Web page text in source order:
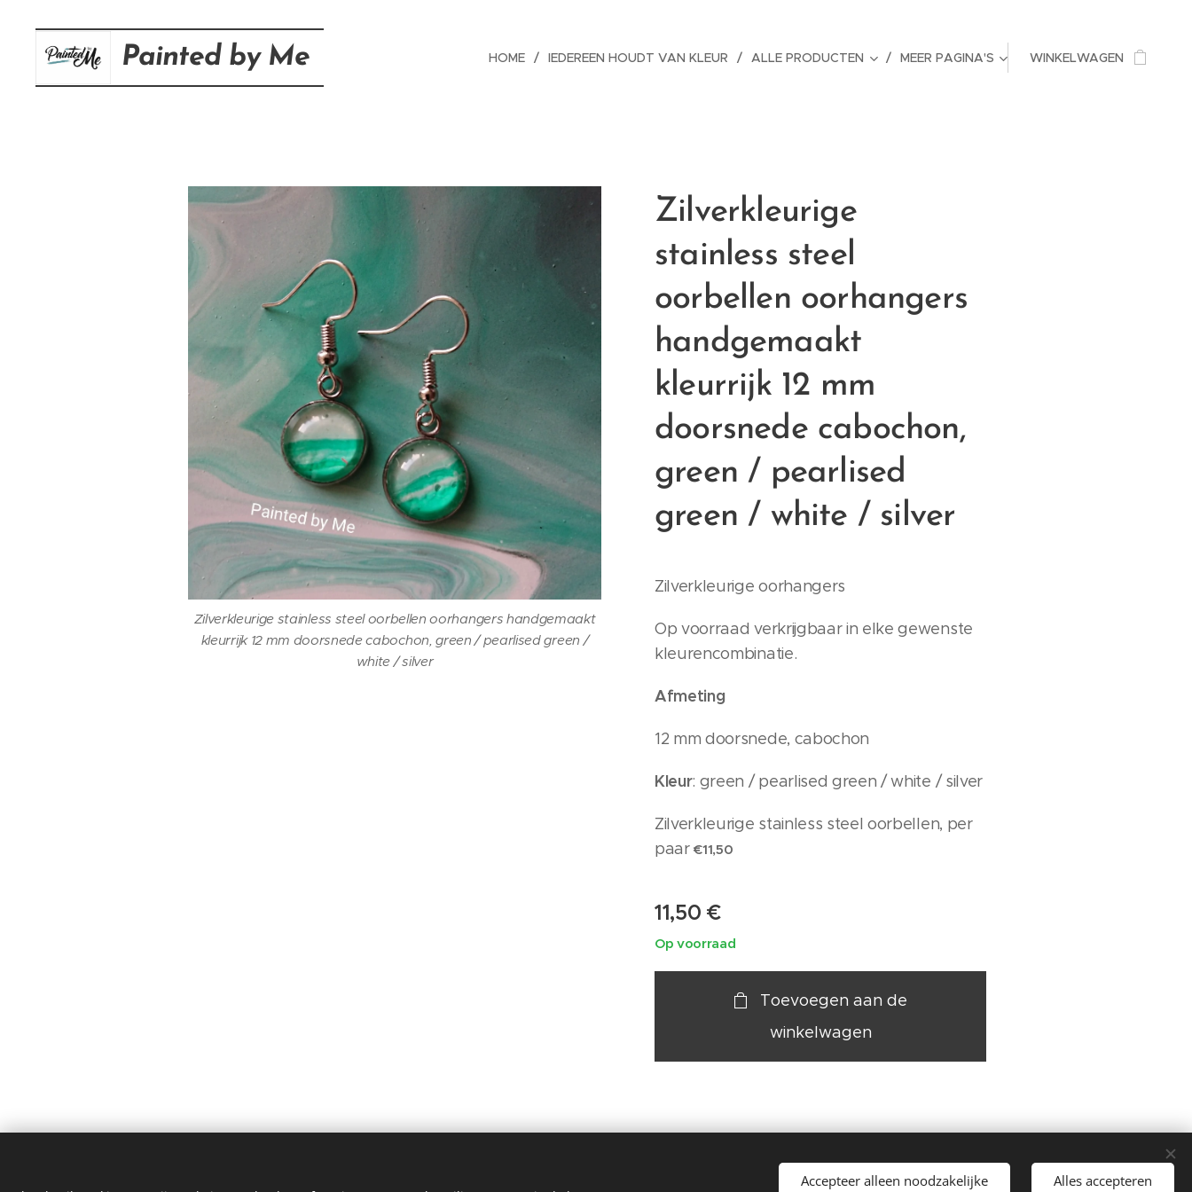
Painted byMe HOME IEDEREEN HOUDT VAN KLEUR ALLE PRODUCTEN MEER PAGINA'S WINKELWAGEN
Zilverkleurige
stainless steel
oorbellen oorhangers
handgemaakt
kleurrijk 12 mm
doorsnede cabochon,
green / pearlised
green / white / silver
Zilverkleurige stainless steel oorbellen oorhangers handgemaakt
kleurrijk 12 mm doorsnede cabochon, green / pearlised green /
white / silver
Zilverkleurige oorhangers
Op voorraad verkrijgbaar in elke gewenste
kleurencombinatie.
Afmeting
12 mm doorsnede, cabochon
Kleur: green / pearlised green / white / silver
Zilverkleurige stainless steel oorbellen, per
paar€11,50
11,50 €
Op voorraad
Toevoegen aan de
winkelwagen
Accepteer alleen noodzakelijke Alles accepteren